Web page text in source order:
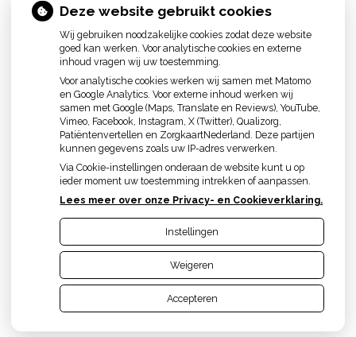
indicatie zelfs ingewikkelde zenuwreconstructies. Ook zijn er
statische correcties mogelijk gericht op het uiterlijk, het
esthetische aspect.
Overige behandelingen zoals elektrotherapie lijken niet zinvol en
kan zelfs het strakke gevoel in de spieren (contractuur) doen
toenemen.
Nederlandse Vereniging voor Logopedie en Foniatrie
Uw Zorg Online
Privacy verklaring Cookie-instellingen
Deze website gebruikt cookies
Wij gebruiken noodzakelijke cookies zodat deze website
goed kan werken. Voor analytische cookies en externe
inhoud vragen wij uw toestemming.
Voor analytische cookies werken wij samen met Matomo
en Google Analytics. Voor externe inhoud werken wij
samen met Google (Maps, Translate en Reviews), YouTube,
Vimeo, Facebook, Instagram, X (Twitter), Qualizorg,
Patiëntenvertellen en ZorgkaartNederland. Deze partijen
kunnen gegevens zoals uw IP-adres verwerken.
Via Cookie-instellingen onderaan de website kunt u op
ieder moment uw toestemming intrekken of aanpassen.
Lees meer over onze Privacy- en Cookieverklaring.
Instellingen
Weigeren
Accepteren